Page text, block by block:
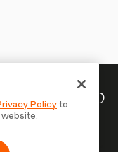
registrado
registran tiempo,
Policyto